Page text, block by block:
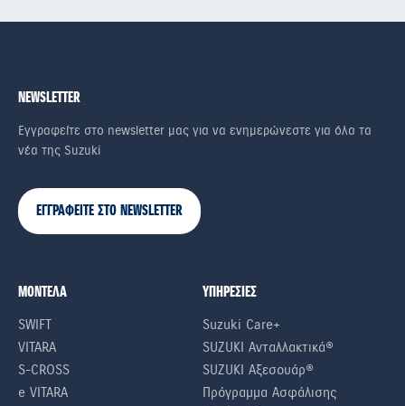
NEWSLETTER
Εγγραφείτε στο newsletter μας για να ενημερώνεστε για όλα τα
νέα της Suzuki
ΕΓΓΡΑΦΕΙΤΕ ΣΤΟ NEWSLETTER
ΜΟΝΤΕΛΑ
SWIFT
VITARA
S-CROSS
e VITARA
ΥΠΗΡΕΣΙΕΣ
Suzuki Care+
SUZUKI Ανταλλακτικά®
SUZUKI Αξεσουάρ®
Πρόγραμμα Ασφάλισης